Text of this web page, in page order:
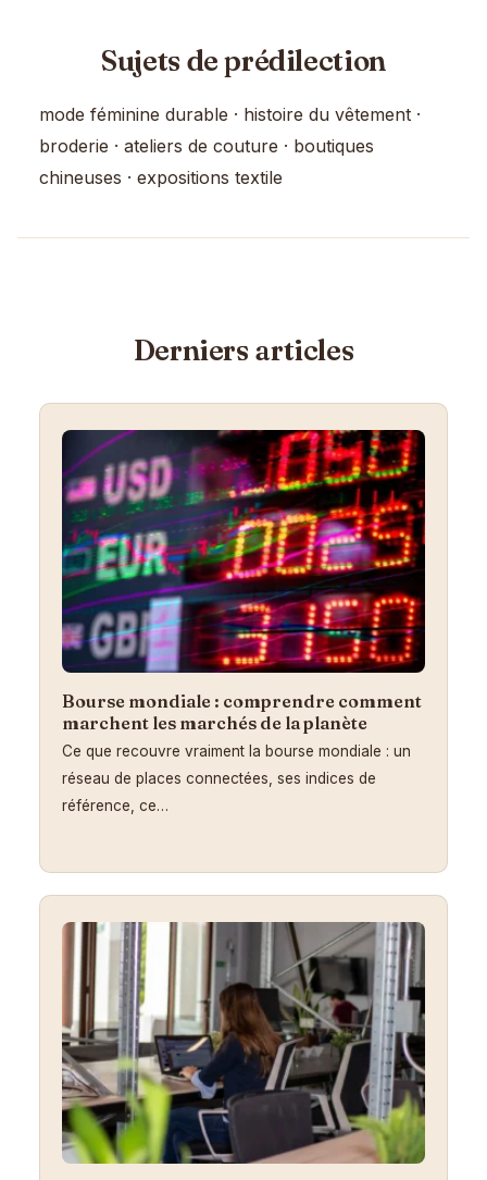
Sujets de prédilection
mode féminine durable · histoire du vêtement ·
broderie · ateliers de couture · boutiques
chineuses · expositions textile
Derniers articles
Bourse mondiale : comprendre comment
marchent les marchés de la planète
Ce que recouvre vraiment la bourse mondiale : un
réseau de places connectées, ses indices de
référence, ce…